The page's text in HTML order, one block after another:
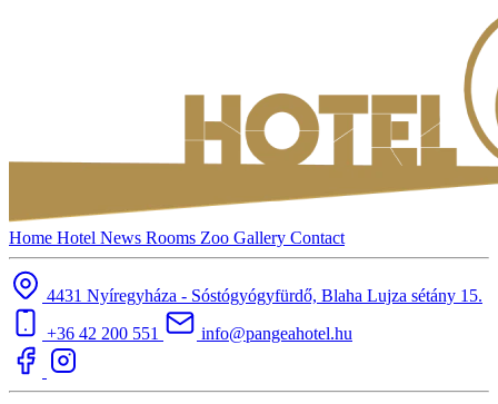
Home Hotel News Rooms Zoo Gallery Contact
4431 Nyíregyháza - Sóstógyógyfürdő, Blaha Lujza sétány 15.
+36 42 200 551
info@pangeahotel.hu